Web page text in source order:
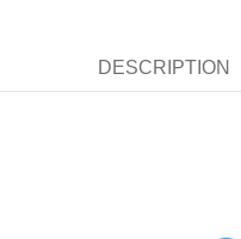
DESCRIPTION